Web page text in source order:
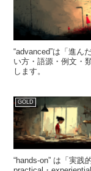
“advanced”は「進ん
い方・語源・例文・
します。
GOLD
“hands-on” は「実践